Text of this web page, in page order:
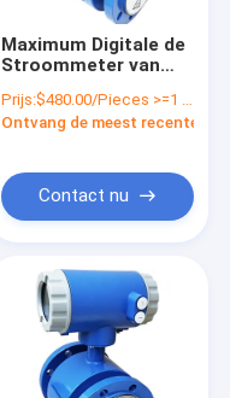
Maximum Digitale de
Stroommeter van
Digitale Sensor van
de Waterstroom
Gebied
Prijs:$480.00/Pieces >=1 Pieces
Ontvang de meest recente
Contact nu